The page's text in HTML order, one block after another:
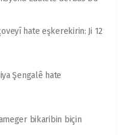
hate eşkerekirin: Ji 12
Şengalê hate
bikaribin biçin